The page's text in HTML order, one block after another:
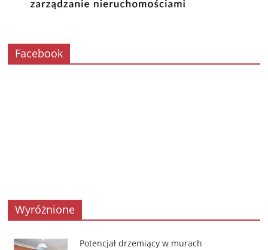
Facebook
Wyróżnione
Potencjał drzemiący w murach